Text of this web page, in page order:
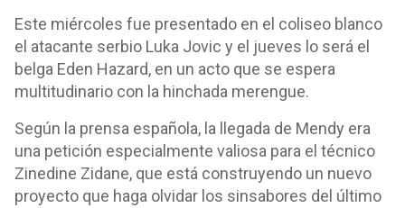
Este miércoles fue presentado en el coliseo blanco
el atacante serbio Luka Jovic y el jueves lo será el
belga Eden Hazard, en un acto que se espera
multitudinario con la hinchada merengue.
Según la prensa española, la llegada de Mendy era
una petición especialmente valiosa para el técnico
Zinedine Zidane, que está construyendo un nuevo
proyecto que haga olvidar los sinsabores del último